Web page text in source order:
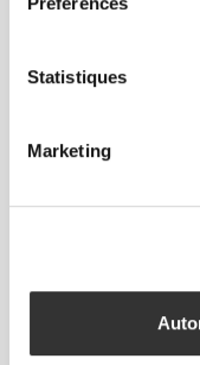
Statistiques
Marketing
entraînements
PLUS